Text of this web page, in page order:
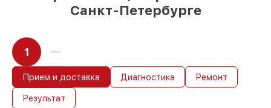
Санкт-Петербурге
1
Прием и доставка Диагностика Ремонт
Результат